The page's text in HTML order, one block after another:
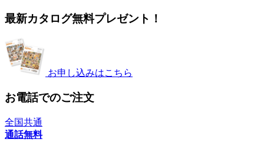
最新カタログ無料プレゼント！
お申し込みはこちら
お電話でのご注文
全国共通
通話無料